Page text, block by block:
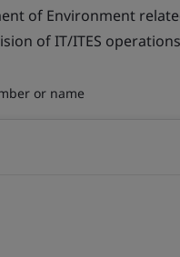
of Environment
of IT/ITES
or name